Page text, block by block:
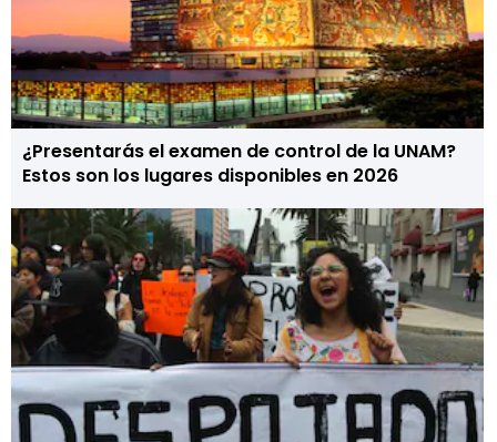
¿Presentarás el examen de control de la UNAM?
Estos son los lugares disponibles en 2026